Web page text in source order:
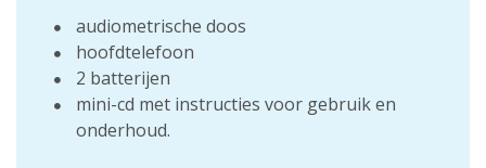
audiometrische doos
hoofdtelefoon
2 batterijen
mini-cd met instructies voor gebruik en
onderhoud.